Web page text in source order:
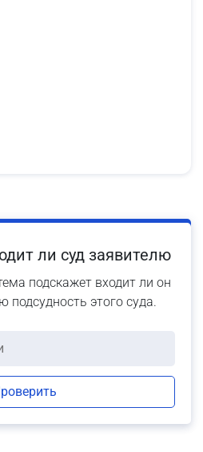
ли суд заявителю
подскажет входит ли он
подсудность этого суда.